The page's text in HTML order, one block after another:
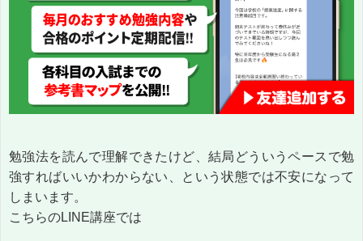
勉強法を読んで理解できたけど、結局どういうペースで勉
強すればいいかわからない、という状態では不安になって
しまいます。
こちらのLINE講座では